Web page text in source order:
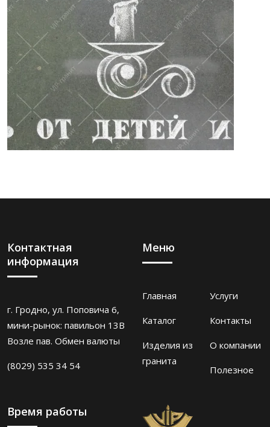
Контактная
информация
г. Гродно, ул. Поповича 6,
мини-рынок: павильон 13В
Возле пав. Обмен валюты
(8029) 535 34 54
Меню
Главная
Каталог
Изделия из
гранита
Услуги
Контакты
О компании
Полезное
Время работы